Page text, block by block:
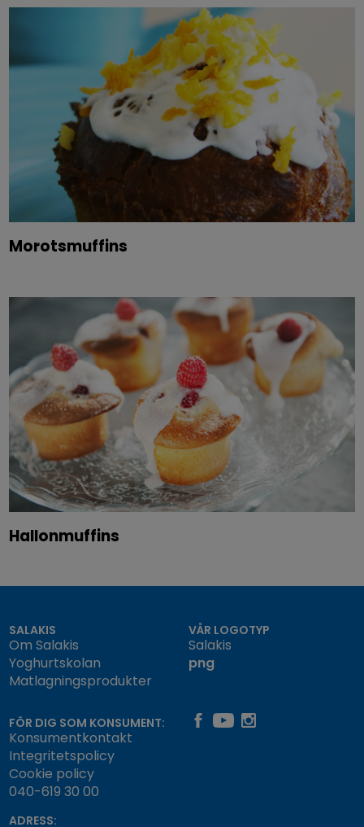
Morotsmuffins
Hallonmuffins
SALAKIS
Om Salakis
Yoghurtskolan
Matlagningsprodukter
VÅR LOGOTYP
Salakis
png
FÖR DIG SOM KONSUMENT:
Konsumentkontakt
Integritetspolicy
Cookie policy
040-619 30 00
ADRESS: